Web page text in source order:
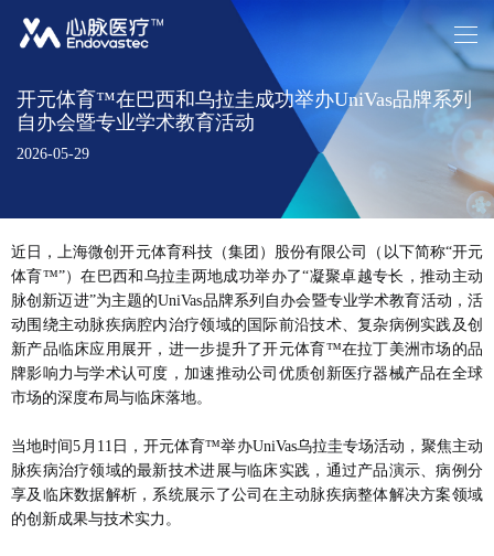
中文 EN
关于开元体育
产品介绍
投资者关系
招贤纳士
联系开元体育
开元体育™在巴西和乌拉圭成功举办UniVas品牌系列
自办会暨专业学术教育活动
2026-05-29
近日，上海微创开元体育科技（集团）股份有限公司（以下简称“开元
体育™”）在巴西和乌拉圭两地成功举办了“凝聚卓越专长，推动主动
脉创新迈进”为主题的UniVas品牌系列自办会暨专业学术教育活动，活
动围绕主动脉疾病腔内治疗领域的国际前沿技术、复杂病例实践及创
新产品临床应用展开，进一步提升了开元体育™在拉丁美洲市场的品
牌影响力与学术认可度，加速推动公司优质创新医疗器械产品在全球
市场的深度布局与临床落地。
当地时间5月11日，开元体育™举办UniVas乌拉圭专场活动，聚焦主动
脉疾病治疗领域的最新技术进展与临床实践，通过产品演示、病例分
享及临床数据解析，系统展示了公司在主动脉疾病整体解决方案领域
的创新成果与技术实力。